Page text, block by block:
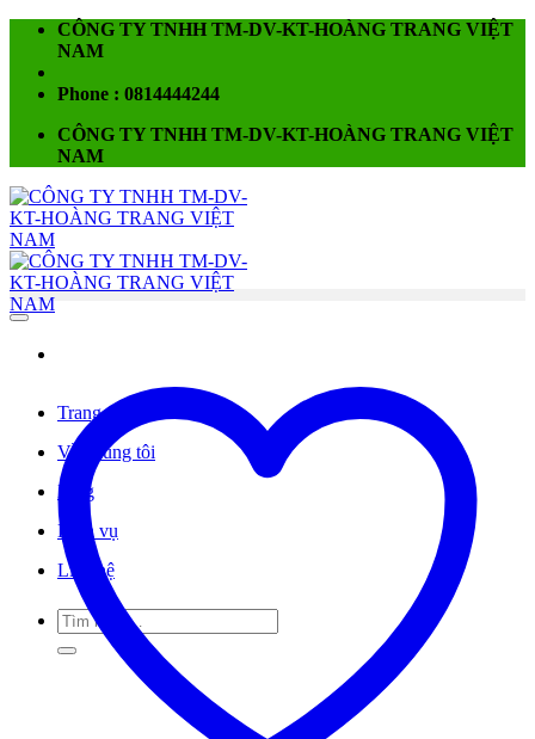
Chuyển
dung
CÔNG TY TNHH TM-DV-KT-HOÀNG TRANG VIỆT
NAM
Phone : 0814444244
CÔNG TY TNHH TM-DV-KT-HOÀNG TRANG VIỆT
NAM
Trang chủ
Về chúng tôi
Blog
Dịch vụ
Liên hệ
Tìm
kiếm: